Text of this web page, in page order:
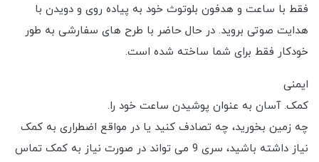
فقط با ساعت و هدفون بلوتوث خود به پیاده روی و دویدن با
هدایت صوتی بروید. در حال حاضر با طرح های سفارشی به طور
خودکار فقط برای شما ساخته شده است.
ایمنی
کمک. آسان به عنوان پوشیدن ساعت خود را.
چه زمین بخورید، چه تصادف کنید یا در مواقع اضطراری به کمک
نیاز داشته باشید، سری 9 می تواند در صورت نیاز به کمک تماس